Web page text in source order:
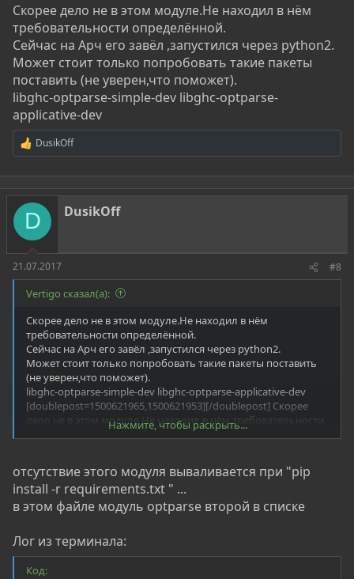
Скорее дело не в этом модуле.Не находил в нём
требовательности определённой.
Сейчас на Арч его завёл ,запустился через python2.
Может стоит только попробовать такие пакеты
поставить (не уверен,что поможет).
libghc-optparse-simple-dev libghc-optparse-
applicative-dev
Р
е
а
ц
и
:
DusikOff
D DusikOff
21.07.2017 #8
Vertigo сказал(а):
Скорее дело не в этом модуле.Не находил в нём
требовательности определённой.
Сейчас на Арч его завёл ,запустился через python2.
Может стоит только попробовать такие пакеты поставить
(не уверен,что поможет).
libghc-optparse-simple-dev libghc-optparse-applicative-dev
[doublepost=1500621965,1500621953][/doublepost] Скорее
дело не в этом модуле.Не находил в нём требовательности
(не уверен,что поможет).
libghc-optparse-simple-dev libghc-optparse-applicative-dev
Нажмите, чтобы раскрыть...
отсутствие этого модуля вываливается при "pip
install -r requirements.txt " ...
в этом файле модуль optparse второй в списке
Лог из терминала:
Код: